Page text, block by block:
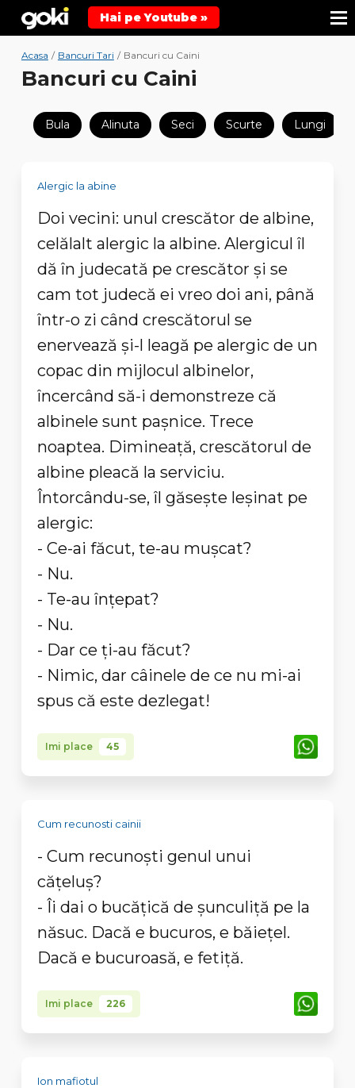
Hai pe Youtube »
Acasa / Bancuri Tari / Bancuri cu Caini
Bancuri cu Caini
Bula Alinuta Seci Scurte Lungi
Alergic la abine
Doi vecini: unul crescător de albine,
celălalt alergic la albine. Alergicul îl
dă în judecată pe crescător şi se
cam tot judecă ei vreo doi ani, până
într-o zi când crescătorul se
enervează şi-l leagă pe alergic de un
copac din mijlocul albinelor,
încercând să-i demonstreze că
albinele sunt paşnice. Trece
noaptea. Dimineaţă, crescătorul de
albine pleacă la serviciu.
Întorcându-se, îl găseşte leşinat pe
alergic:
- Ce-ai făcut, te-au muşcat?
- Nu.
- Te-au înţepat?
- Nu.
- Dar ce ţi-au făcut?
- Nimic, dar câinele de ce nu mi-ai
spus că este dezlegat!
Imi place 45
Cum recunosti cainii
- Cum recunoști genul unui
cățeluș?
- Îi dai o bucățică de șunculiță pe la
năsuc. Dacă e bucuros, e băiețel.
Dacă e bucuroasă, e fetiță.
Imi place 226
Ion mafiotul